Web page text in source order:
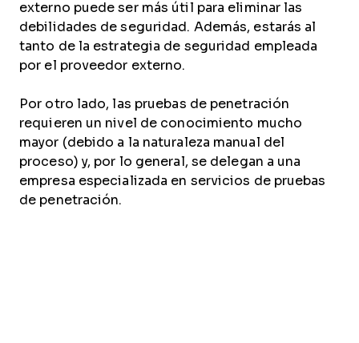
externo puede ser más útil para eliminar las
debilidades de seguridad. Además, estarás al
tanto de la estrategia de seguridad empleada
por el proveedor externo.
Por otro lado, las pruebas de penetración
requieren un nivel de conocimiento mucho
mayor (debido a la naturaleza manual del
proceso) y, por lo general, se delegan a una
empresa especializada en servicios de pruebas
de penetración.